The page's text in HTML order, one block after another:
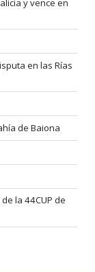
en las Rías
de Baiona
la 44CUP de